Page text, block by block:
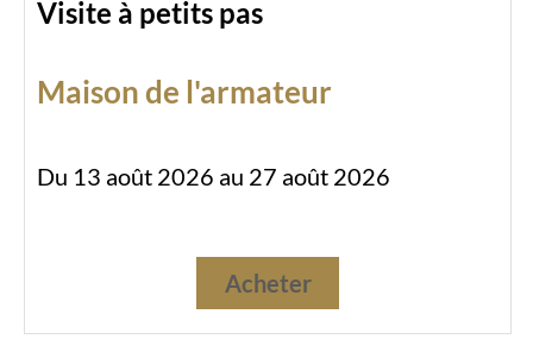
Visite à petits pas
Maison de l'armateur
Du 13 août 2026 au 27 août 2026
Acheter